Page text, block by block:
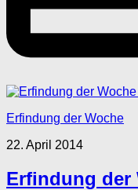
Erfindung der Woche
22. April 2014
Erfindung der